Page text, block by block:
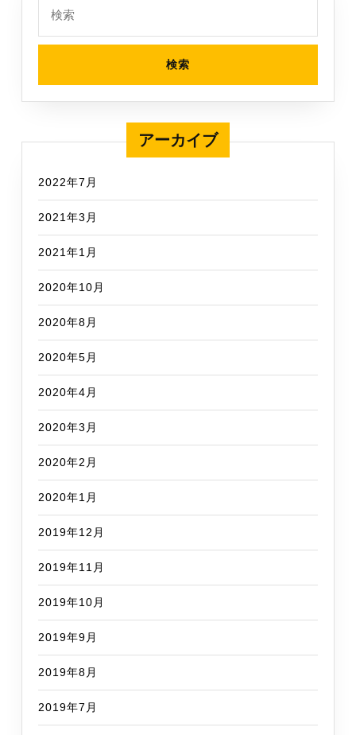
索:
アーカイブ
2022年7月
2021年3月
2021年1月
2020年10月
2020年8月
2020年5月
2020年4月
2020年3月
2020年2月
2020年1月
2019年12月
2019年11月
2019年10月
2019年9月
2019年8月
2019年7月